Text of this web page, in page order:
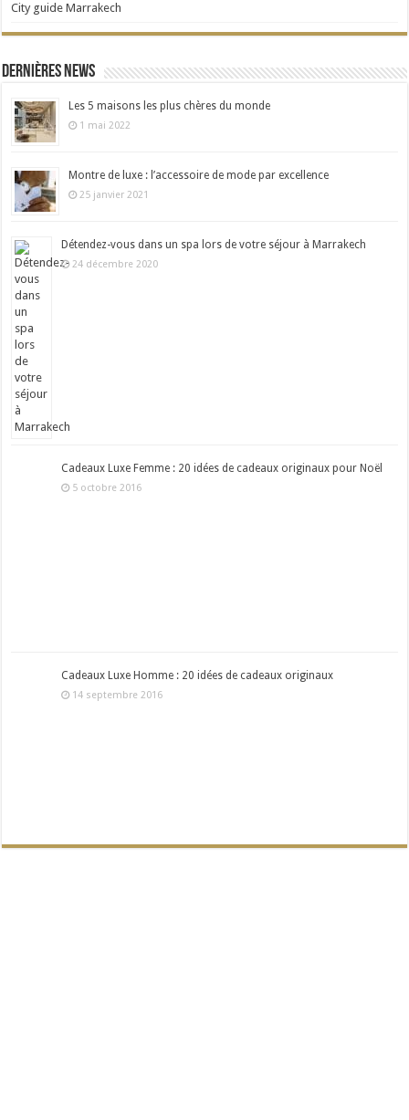
City guide Marrakech
Dernières news
Les 5 maisons les plus chères du monde
1 mai 2022
Montre de luxe : l’accessoire de mode par excellence
25 janvier 2021
Détendez-vous dans un spa lors de votre séjour à Marrakech
24 décembre 2020
Cadeaux Luxe Femme : 20 idées de cadeaux originaux pour Noël
5 octobre 2016
Cadeaux Luxe Homme : 20 idées de cadeaux originaux
14 septembre 2016